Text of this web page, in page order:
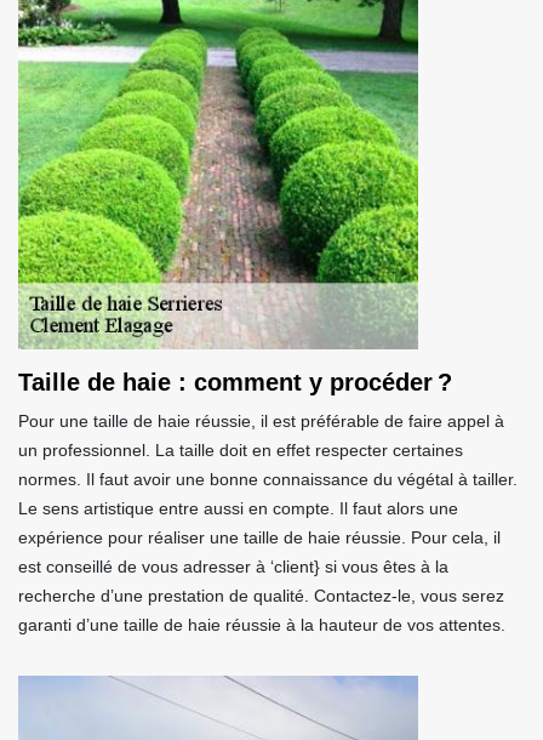
Taille de haie : comment y procéder ?
Pour une taille de haie réussie, il est préférable de faire appel à
un professionnel. La taille doit en effet respecter certaines
normes. Il faut avoir une bonne connaissance du végétal à tailler.
Le sens artistique entre aussi en compte. Il faut alors une
expérience pour réaliser une taille de haie réussie. Pour cela, il
est conseillé de vous adresser à ‘client} si vous êtes à la
recherche d’une prestation de qualité. Contactez-le, vous serez
garanti d’une taille de haie réussie à la hauteur de vos attentes.